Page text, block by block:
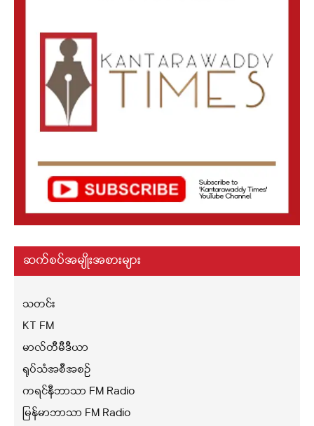
ဆက်စပ်အမျိုးအစားများ
သတင်း
KT FM
မာလ်တီမီဒီယာ
ရုပ်သံအစီအစဉ်
ကရင်နီဘာသာ FM Radio
မြန်မာဘာသာ FM Radio